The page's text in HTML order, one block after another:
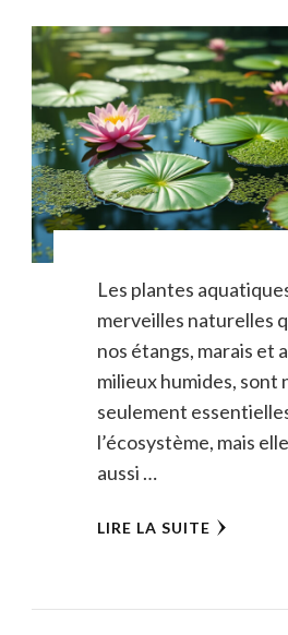
Les plantes
merveilles naturelles
nos étangs, marais et
milieux humides, sont
seulement
l’écosystème, mais
aussi …
LIRE LA SUITE